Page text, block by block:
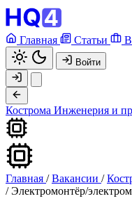
Главная Статьи
Войти
Кострома Инженерия и
Главная / Вакансии /
/ Электромонтёр/